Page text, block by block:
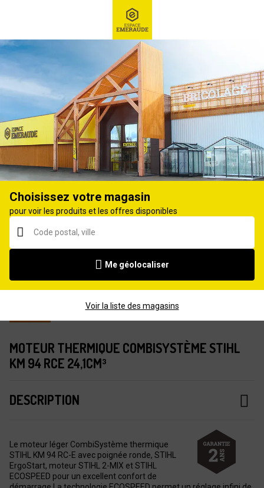
Ex : Robot tondeuse, ...
Débroussailleuse
MOTEUR THERMIQUE COMBISYSTÈME STIHL
KM 94 RCE 24,1CM³
DESCRIPTION
Le moteur léger CombiSystème thermique
STIHL KM 94 RC-E avec poignée ronde, STIHL
ErgoStart, moteur STIHL 2-MIX et STIHL
ECOSPEED pour un excellent confort de
Choisissez votre magasin
pour voir les produits et les offres disponibles
Me géolocaliser
Voir la liste des magasins